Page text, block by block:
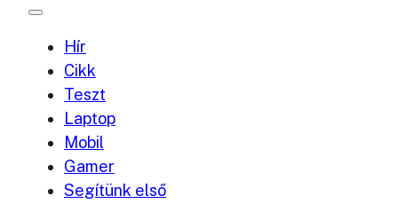
Hír
Cikk
Teszt
Laptop
Mobil
Gamer
Segítünk első